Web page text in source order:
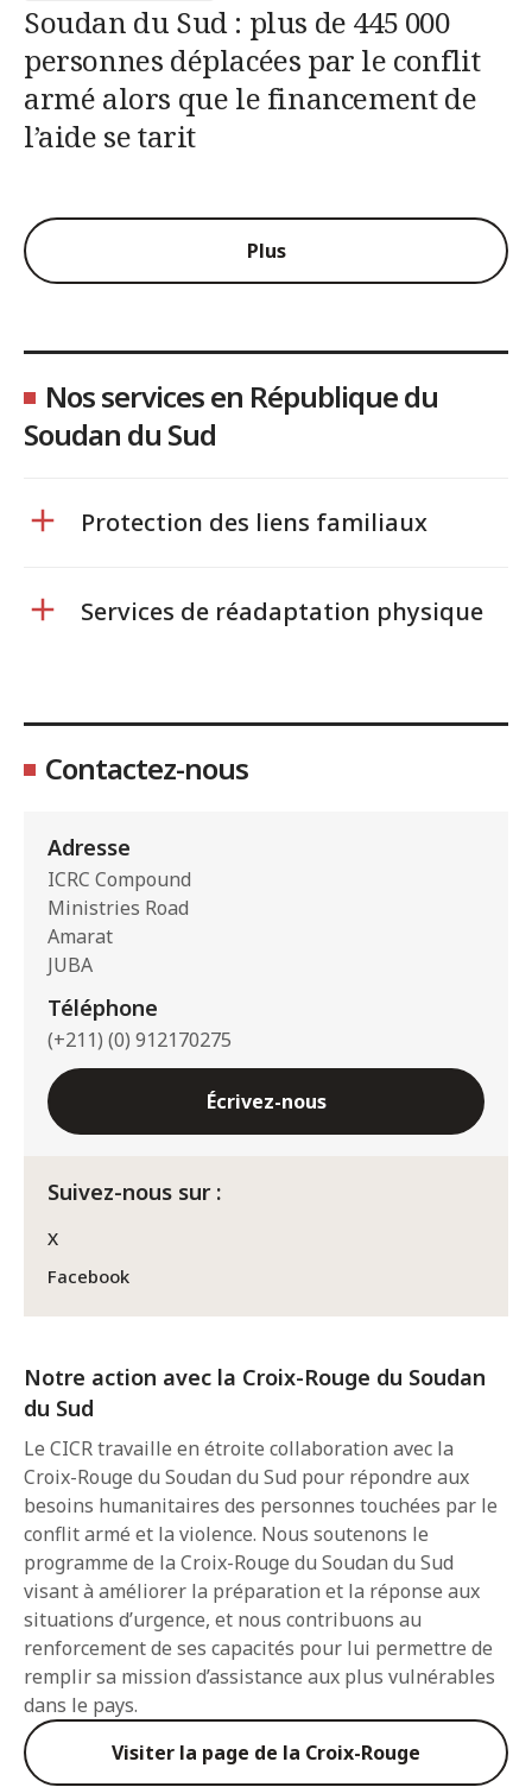
Soudan du Sud : plus de 445 000
personnes déplacées par le conflit
armé alors que le financement de
l’aide se tarit
Plus
Nos services en République du
Soudan du Sud
Protection des liens familiaux
Services de réadaptation physique
Contactez-nous
Adresse
ICRC Compound
Ministries Road
Amarat
JUBA
Téléphone
(+211) (0) 912170275
Écrivez-nous
Suivez-nous sur :
X
Facebook
Notre action avec la Croix-Rouge du Soudan
du Sud
Le CICR travaille en étroite collaboration avec la
Croix-Rouge du Soudan du Sud pour répondre aux
besoins humanitaires des personnes touchées par le
conflit armé et la violence. Nous soutenons le
programme de la Croix-Rouge du Soudan du Sud
visant à améliorer la préparation et la réponse aux
situations d’urgence, et nous contribuons au
renforcement de ses capacités pour lui permettre de
remplir sa mission d’assistance aux plus vulnérables
dans le pays.
Visiter la page de la Croix-Rouge